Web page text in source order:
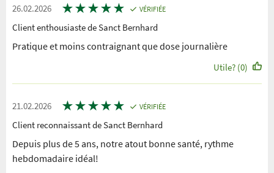
26.02.2026 ★★★★★ VÉRIFIÉE
Client enthousiaste de Sanct Bernhard
Pratique et moins contraignant que dose journalière
Utile? (0)
21.02.2026 ★★★★★ VÉRIFIÉE
Client reconnaissant de Sanct Bernhard
Depuis plus de 5 ans, notre atout bonne santé, rythme
hebdomadaire idéal!